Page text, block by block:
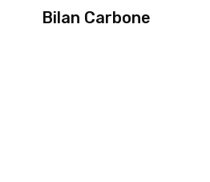
Bilan Carbone